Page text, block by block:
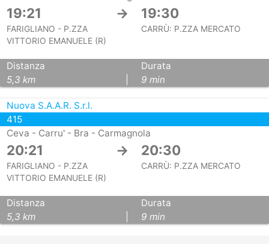
19:21 → 19:30
FARIGLIANO - P.ZZA
VITTORIO EMANUELE (R)
CARRÙ: P.ZZA MERCATO
Distanza
5,3 km
Durata
9 min
Nuova S.A.A.R. S.r.l.
415
Ceva - Carru' - Bra - Carmagnola
20:21 → 20:30
FARIGLIANO - P.ZZA
VITTORIO EMANUELE (R)
CARRÙ: P.ZZA MERCATO
Distanza
5,3 km
Durata
9 min